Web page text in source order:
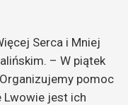
Serca i Mniej
– W piątek
pomoc
Lwowie jest ich